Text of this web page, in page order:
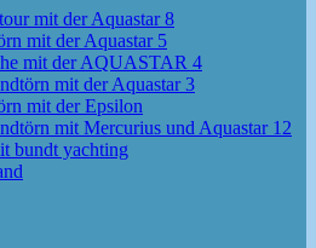
mit der Aquastar 8
mit der Aquastar 5
mit der AQUASTAR 4
mit der Aquastar 3
mit der Epsilon
mit Mercurius und Aquastar 12
bundt yachting